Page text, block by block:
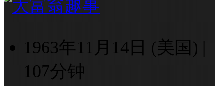
1963年11月14日 (美国) |
107分钟